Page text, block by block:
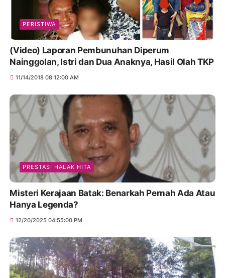
PERISTIWA
(Video) Laporan Pembunuhan Diperum
Nainggolan, Istri dan Dua Anaknya, Hasil Olah TKP
11/14/2018 08:12:00 AM
PRESTASI HALAK HITA
Misteri Kerajaan Batak: Benarkah Pernah Ada Atau
Hanya Legenda?
12/20/2025 04:55:00 PM